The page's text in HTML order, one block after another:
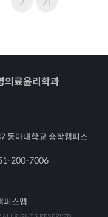
의료윤리학과
동아대학교 승학캠퍼스
200-7006
퍼스맵